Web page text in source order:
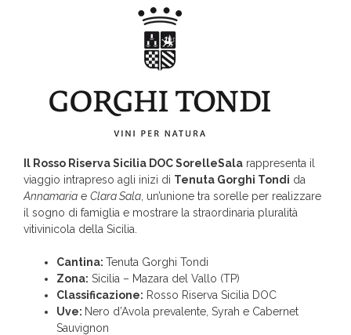
Il Rosso Riserva Sicilia DOC SorelleSala rappresenta il
viaggio intrapreso agli inizi di Tenuta Gorghi Tondi da
Annamaria e Clara Sala , un’unione tra sorelle per realizzare
il sogno di famiglia e mostrare la straordinaria pluralità
vitivinicola della Sicilia.
Cantina: Tenuta Gorghi Tondi
Zona: Sicilia – Mazara del Vallo (TP)
Classificazione: Rosso Riserva Sicilia DOC
Uve: Nero d’Avola prevalente, Syrah e Cabernet
Sauvignon